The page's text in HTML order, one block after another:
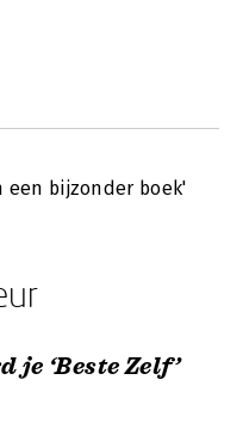
een bijzonder boek'
je ‘Beste Zelf’